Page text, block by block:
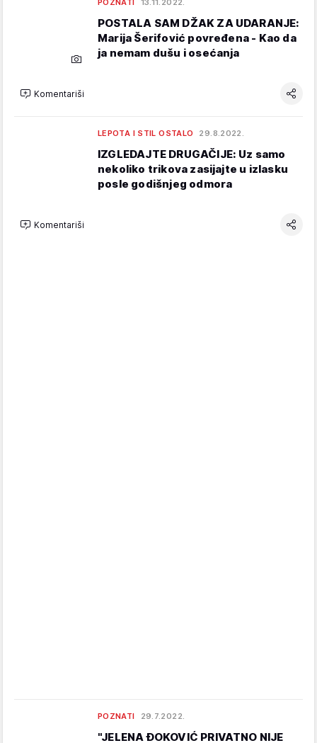
POZNATI 13.11.2022.
POSTALA SAM DŽAK ZA UDARANJE:
Marija Šerifović povređena - Kao da
ja nemam dušu i osećanja
Komentariši
LEPOTA I STIL OSTALO 29.8.2022.
IZGLEDAJTE DRUGAČIJE: Uz samo
nekoliko trikova zasijajte u izlasku
posle godišnjeg odmora
Komentariši
POZNATI 29.7.2022.
"JELENA ĐOKOVIĆ PRIVATNO NIJE